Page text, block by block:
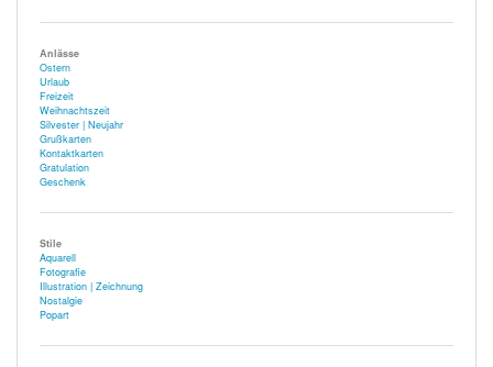
Anlässe
Ostern
Urlaub
Freizeit
Weihnachtszeit
Silvester | Neujahr
Grußkarten
Kontaktkarten
Gratulation
Geschenk
Stile
Aquarell
Fotografie
Illustration | Zeichnung
Nostalgie
Popart